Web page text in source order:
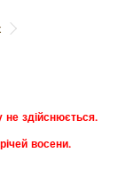
не здійснюється.
восени.